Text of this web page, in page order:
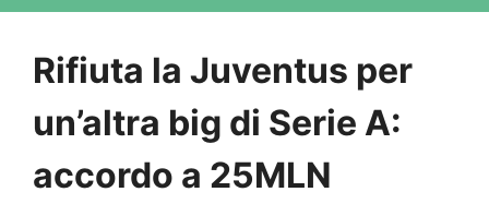
Rifiuta la Juventus per
un’altra big di Serie A:
accordo a 25MLN